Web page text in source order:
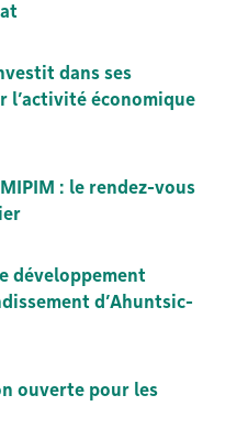
dans ses
l’activité économique
: le rendez-vous
développement
d’Ahuntsic-
ouverte pour les